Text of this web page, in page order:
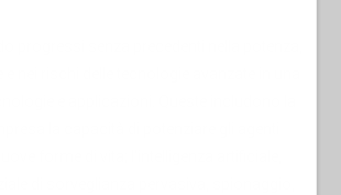
nei rischi delle tecnologie avanzate in una
e applicazioni. Queste includono la
forme di vita; l'intelligenza artificiale,
di sorveglianza pervasiva, spionaggio,